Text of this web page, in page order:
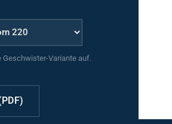
Geschwister-Variante auf.